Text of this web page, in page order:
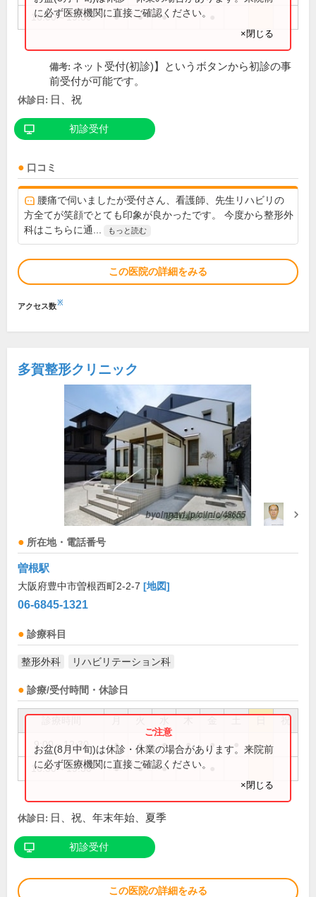
16:00～19:00 ● ● ●
に必ず医療機関に直接ご確認ください。
×閉じる
備考: ネット受付(初診)】というボタンから初診の事
前受付が可能です。
休診日: 日、祝
初診受付
口コミ
腰痛で伺いましたが受付さん、看護師、先生リハビリの
方全てが笑顔でとても印象が良かったです。 今度から整形外
科はこちらに通...
もっと読む
この医院の詳細をみる
アクセス数※
多賀整形クリニック
所在地・電話番号
曽根駅
大阪府豊中市曽根西町2-2-7 [地図]
06-6845-1321
診療科目
整形外科 リハビリテーション科
診療/受付時間・休診日
祝
9:00～12:30 ● ● ● ● ●
16:30～19:30 ● ● ●
お盆(8月中旬)は休診・休業の場合があります。来院前
に必ず医療機関に直接ご確認ください。
×閉じる
休診日: 日、祝、年末年始、夏季
初診受付
この医院の詳細をみる